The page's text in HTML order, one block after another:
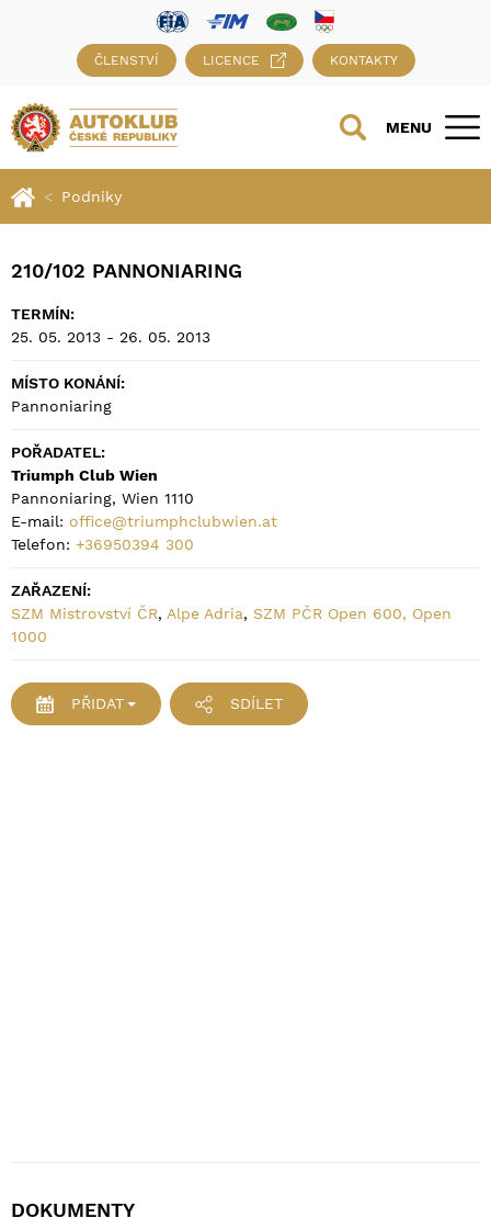
ČLENSTVÍ LICENCE KONTAKTY
MENU
Podniky
210/102 PANNONIARING
TERMÍN:
25. 05. 2013 - 26. 05. 2013
MÍSTO KONÁNÍ:
Pannoniaring
POŘADATEL:
Triumph Club Wien
Pannoniaring, Wien 1110
E-mail: office@triumphclubwien.at
Telefon: +36950394 300
ZAŘAZENÍ:
SZM Mistrovství ČR, Alpe Adria, SZM PČR Open 600, Open
1000
PŘIDAT SDÍLET
DOKUMENTY